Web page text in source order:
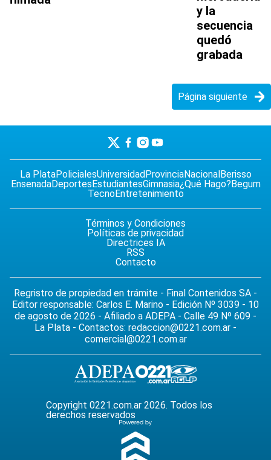
y la
secuencia
quedó
grabada
Página siguiente
La PlataPolicialesUniversidadProvinciaNacionalBerisso
EnsenadaDeportesEstudiantesGimnasia¿Qué Hago?Begum
TecnoEntretenimiento
Términos y Condiciones
Políticas de privacidad
Directrices IA
RSS
Contacto
Regristro de propiedad en trámite - Final Contenidos SA -
Editor responsable: Carlos E. Marino - Edición Nº 3039 - 10
de agosto de 2026 - Afiliado a ADEPA - Calle 49 Nº 609 -
La Plata - Contactos: redaccion@0221.com.ar -
comercial@0221.com.ar
Copyright 0221.com.ar 2026. Todos los
derechos reservados